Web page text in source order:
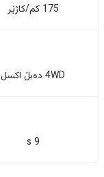
175 کم/کاژێر
4WD دەبڵ اکسل
9 s